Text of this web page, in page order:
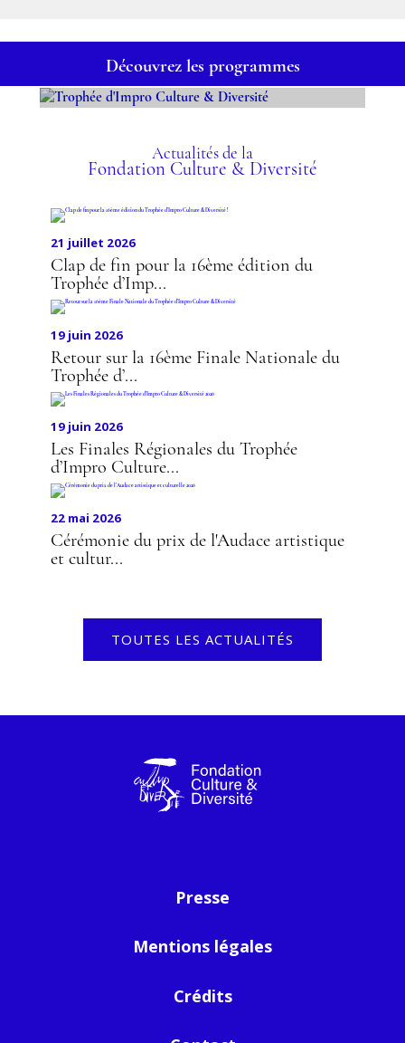
Découvrez les programmes
TROPHÉE D'IMPRO
CULTURE & DIVERSITÉ
Actualités de la
Fondation Culture & Diversité
21 juillet 2026
Clap de fin pour la 16ème édition du
Trophée d’Imp...
19 juin 2026
Retour sur la 16ème Finale Nationale du
Trophée d’...
19 juin 2026
Les Finales Régionales du Trophée
d’Impro Culture...
22 mai 2026
Cérémonie du prix de l'Audace artistique
et cultur...
TOUTES LES ACTUALITÉS
Presse
Mentions légales
Crédits